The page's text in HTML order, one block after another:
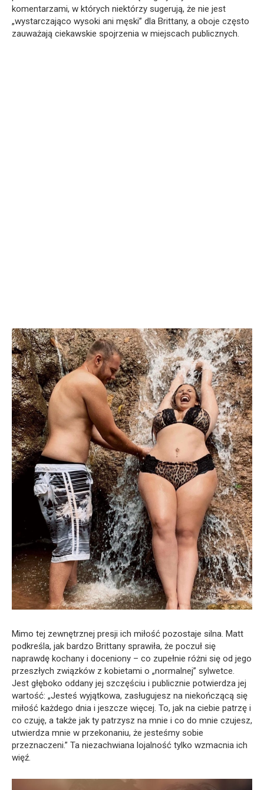
komentarzami, w których niektórzy sugerują, że nie jest
„wystarczająco wysoki ani męski” dla Brittany, a oboje często
zauważają ciekawskie spojrzenia w miejscach publicznych.
Mimo tej zewnętrznej presji ich miłość pozostaje silna. Matt
podkreśla, jak bardzo Brittany sprawiła, że poczuł się
naprawdę kochany i doceniony – co zupełnie różni się od jego
przeszłych związków z kobietami o „normalnej” sylwetce.
Jest głęboko oddany jej szczęściu i publicznie potwierdza jej
wartość: „Jesteś wyjątkowa, zasługujesz na niekończącą się
miłość każdego dnia i jeszcze więcej. To, jak na ciebie patrzę i
co czuję, a także jak ty patrzysz na mnie i co do mnie czujesz,
utwierdza mnie w przekonaniu, że jesteśmy sobie
przeznaczeni.” Ta niezachwiana lojalność tylko wzmacnia ich
więź.